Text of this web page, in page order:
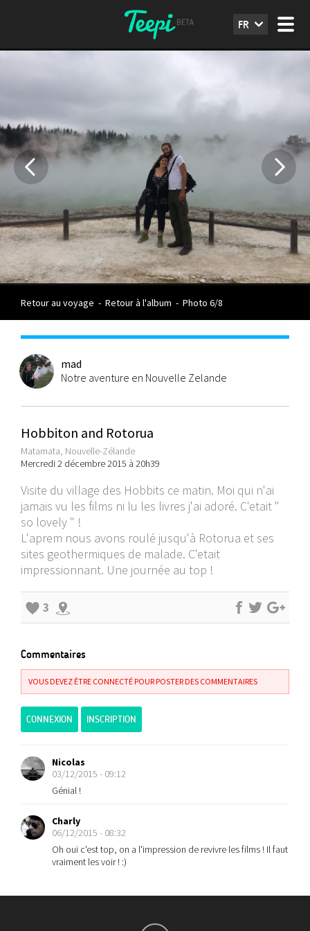
FR
Retour au voyage - Retour à l'album - Photo 6/8
mad
Notre aventure en Nouvelle Zelande
Hobbiton and Rotorua
Matamata, Nouvelle-Zélande
Mercredi 2 décembre 2015 à 20h39
Visite du village des Hobbits ce matin. Moi qui n'ai
jamais vu les films ni lu les livres j'ai adoré. C'etait "
so lovely " !
L'aprem nous avons roulé jusqu'à Rotorua et ses
sites geothermiques de malade. C'etait
impressionnant. Une journée au top !
3
Commentaires
VOUS DEVEZ ÊTRE CONNECTÉ POUR POSTER DES COMMENTAIRES
CONNEXION INSCRIPTION
Nicolas
03/12/2015 - 09:12
Génial !
Charly
06/12/2015 - 08:32
Oh oui c'est top, on a l'impression de revivre les films ! Il faut
vraiment les voir ! :)